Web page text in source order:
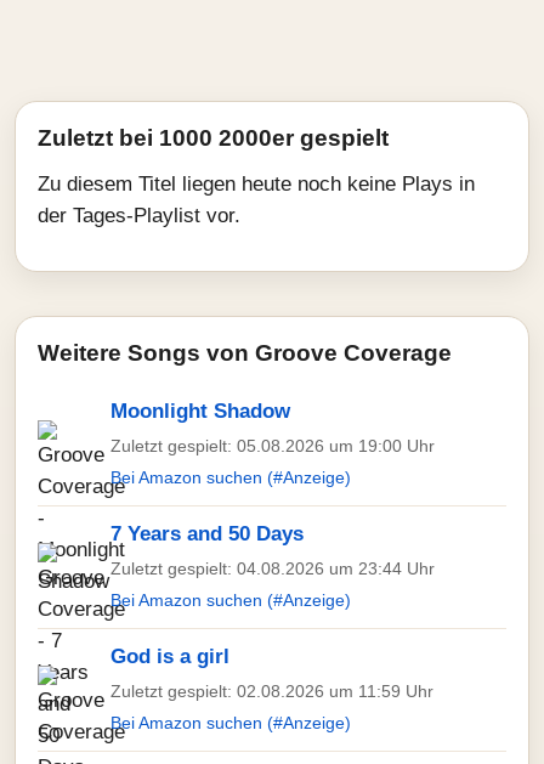
Zuletzt bei 1000 2000er gespielt
Zu diesem Titel liegen heute noch keine Plays in
der Tages-Playlist vor.
Weitere Songs von Groove Coverage
Moonlight Shadow
Zuletzt gespielt: 05.08.2026 um 19:00 Uhr
Bei Amazon suchen (#Anzeige)
7 Years and 50 Days
Zuletzt gespielt: 04.08.2026 um 23:44 Uhr
Bei Amazon suchen (#Anzeige)
God is a girl
Zuletzt gespielt: 02.08.2026 um 11:59 Uhr
Bei Amazon suchen (#Anzeige)